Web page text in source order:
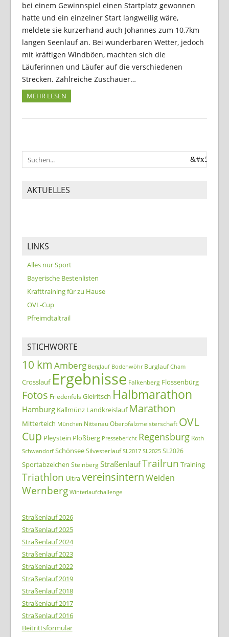
bei einem Gewinnspiel einen Startplatz gewonnen
hatte und ein einzelner Start langweilig wäre,
meldete sie kurzerhand auch Johannes zum 10,7km
langen Seenlauf an. Bei wunderbaren Wetter, jedoch
mit kräftigen Windböen, machten sich die
Läuferinnen und Läufer auf die verschiedenen
Strecken. Zahlreiche Zuschauer…
MEHR LESEN
AKTUELLES
LINKS
Alles nur Sport
Bayerische Bestenlisten
Krafttraining für zu Hause
OVL-Cup
Pfreimdtaltrail
STICHWORTE
10 km Amberg Berglauf Bodenwöhr Burglauf Cham
Crosslauf Ergebnisse Falkenberg Flossenbürg
Fotos Friedenfels Gleiritsch Halbmarathon
Hamburg Kallmünz Landkreislauf Marathon
Mitterteich München Nittenau Oberpfalzmeisterschaft OVL
Cup Pleystein Plößberg Pressebericht Regensburg Roth
Schwandorf Schönsee Silvesterlauf SL2017 SL2025 SL2026
Sportabzeichen Steinberg StraßenlaufTrailrun Training
Triathlon UltravereinsinternWeiden
Wernberg Winterlaufchallenge
Straßenlauf 2026
Straßenlauf 2025
Straßenlauf 2024
Straßenlauf 2023
Straßenlauf 2022
Straßenlauf 2019
Straßenlauf 2018
Straßenlauf 2017
Straßenlauf 2016
Beitrittsformular